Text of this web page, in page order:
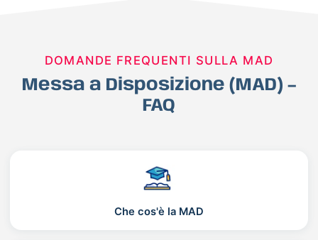
DOMANDE FREQUENTI SULLA MAD
Messa a Disposizione (MAD) –
FAQ
Che cos'è la MAD